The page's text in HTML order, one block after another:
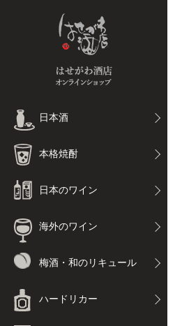
日本酒
本格焼酎
日本のワイン
海外のワイン
梅酒・和のリキュール
ハードリカー